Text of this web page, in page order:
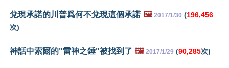
兌現承諾的川普爲何不兌現這個承諾 🖼️ 2017/1/30 (196,456
次)
神話中索爾的"雷神之錘"被找到了 🖼️ 2017/1/29 (90,285次)